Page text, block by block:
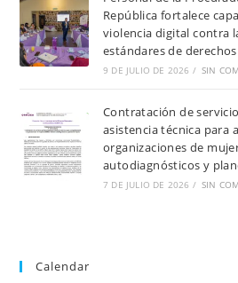
República fortalece
violencia digital contra
estándares de
9 DE JULIO DE 2026 / SIN
Contratación de
asistencia técnica para
organizaciones de
autodiagnósticos y
7 DE JULIO DE 2026 / SIN
Calendar